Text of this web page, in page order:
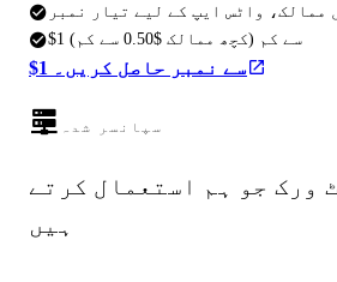
ممالک، واٹس ایپ کے لیے تیار نمبر
$1 سے کم (کچھ ممالک $0.50 سے کم)
$1 سے نمبر حاصل کریں۔
سپانسر شدہ
ورک جو ہم استعمال کرتے
ہیں